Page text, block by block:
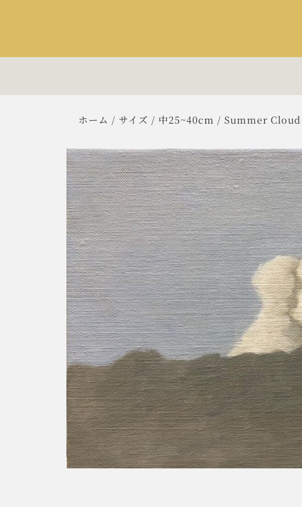
ホーム / サイズ / 中25~40cm / Summer Cloud